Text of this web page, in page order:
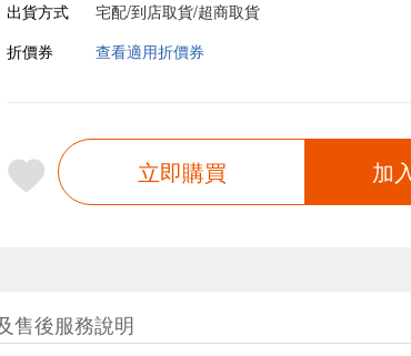
出貨方式
宅配/到店取貨/超商取貨
折價券
查看適用折價券
立即購買 加
售後服務說明